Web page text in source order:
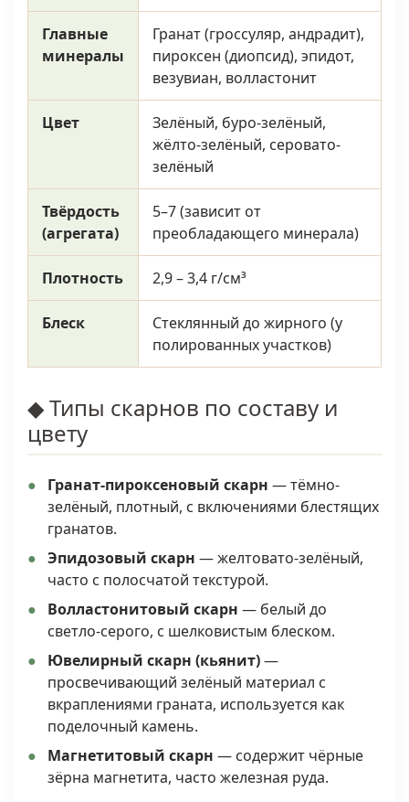
Главные
минералы
Гранат (гроссуляр, андрадит),
пироксен (диопсид), эпидот,
везувиан, волластонит
Цвет
Зелёный, буро-зелёный,
жёлто-зелёный, серовато-
зелёный
Твёрдость
(агрегата)
5–7 (зависит от
преобладающего минерала)
Плотность 2,9 – 3,4 г/см³
Блеск
Стеклянный до жирного (у
полированных участков)
◆ Типы скарнов по составу и
цвету
Гранат-пироксеновый скарн — тёмно-
зелёный, плотный, с включениями блестящих
гранатов.
Эпидозовый скарн — желтовато-зелёный,
часто с полосчатой текстурой.
Волластонитовый скарн — белый до
светло-серого, с шелковистым блеском.
Ювелирный скарн (кьянит)—
просвечивающий зелёный материал с
вкраплениями граната, используется как
поделочный камень.
Магнетитовый скарн — содержит чёрные
зёрна магнетита, часто железная руда.